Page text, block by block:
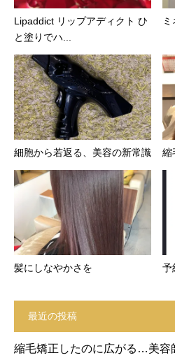
Lipaddict リップアディクト ひ
と塗りでハ...
細胞から若返る、美容の新常識 縮
髪にしなやかさを 予
最近の投稿
縮毛矯正したのに広がる…美容